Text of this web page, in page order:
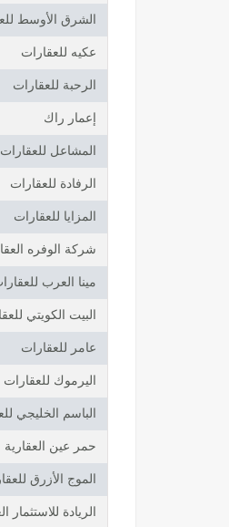
الشرق الأوسط
عكيه للعقارات
الرحبة للعقارات
إعمار راك
المشاعل للعقارات
الرفادة للعقارات
المزايا للعقارات
شركة الوفره
مينا العرب
البيت الكويتي
عامر للعقارات
اليرموك للعقارات
الباسم الخليجي
حمر عين العقارية
الموج الأزرق
الريادة للاستثمار